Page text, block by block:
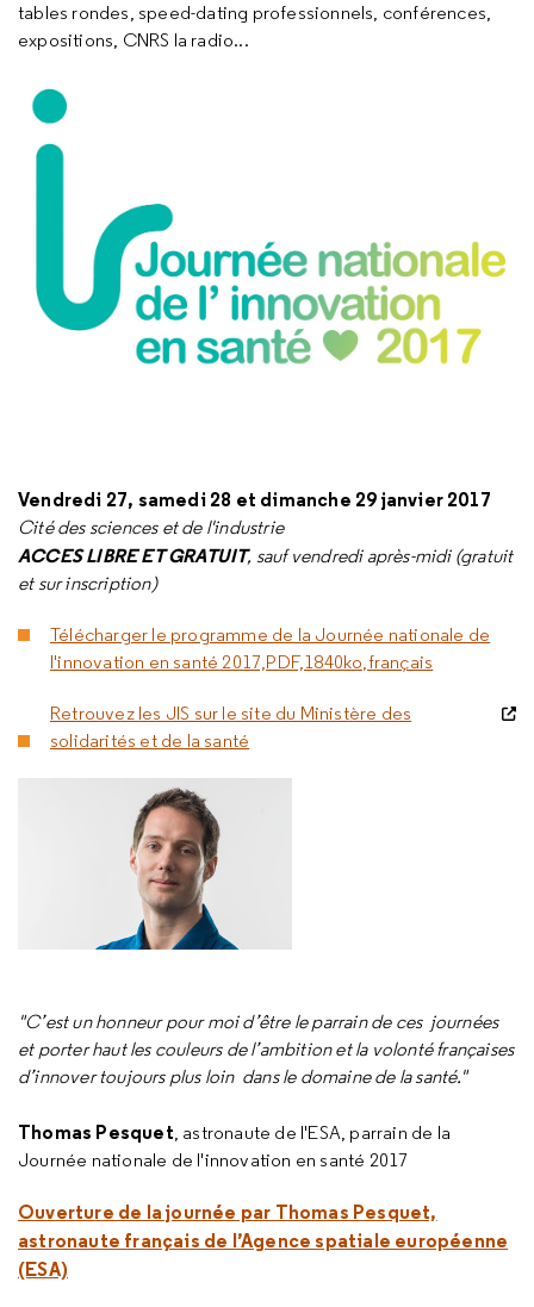
tables rondes, speed-dating professionnels, conférences,
expositions, CNRS la radio...
Vendredi 27, samedi 28 et dimanche 29 janvier 2017
Cité des sciences et de l'industrie
ACCES LIBRE ET GRATUIT, sauf vendredi après-midi (gratuit
et sur inscription)
Télécharger le programme de la Journée nationale de
l'innovation en santé 2017,PDF,1840ko,français
Retrouvez les JIS sur le site du Ministère des
solidarités et de la santé
"C’est un honneur pour moi d’être le parrain de ces journées
et porter haut les couleurs de l’ambition et la volonté françaises
d’innover toujours plus loin dans le domaine de la santé."
Thomas Pesquet, astronaute de l'ESA, parrain de la
Journée nationale de l'innovation en santé 2017
Ouverture de la journée par Thomas Pesquet,
astronaute français de l’Agence spatiale européenne
(ESA)